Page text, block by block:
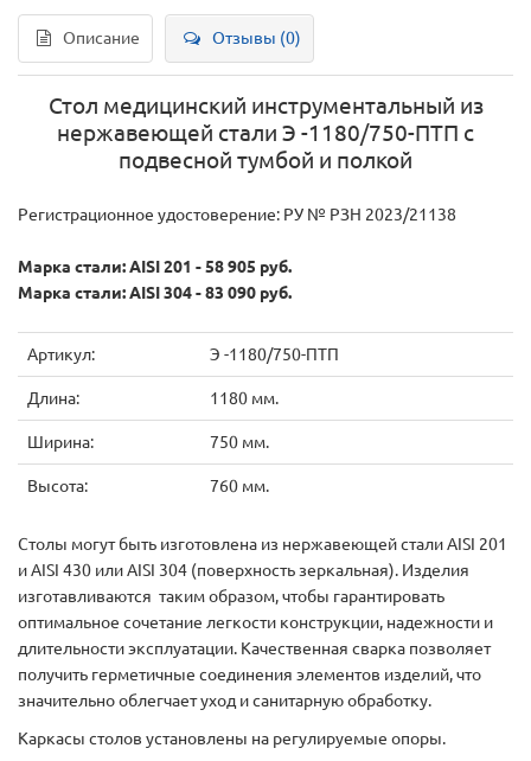
Описание Отзывы (0)
Стол медицинский инструментальный из
нержавеющей стали Э -1180/750-ПТП с
подвесной тумбой и полкой
Регистрационное удостоверение: РУ № РЗН 2023/21138
Марка стали: AISI 201 - 58 905 руб.
Марка стали: AISI 304 - 83 090 руб.
Артикул: Э -1180/750-ПТП
Длина: 1180 мм.
Ширина: 750 мм.
Высота: 760 мм.
Столы могут быть изготовлена из нержавеющей стали AISI 201
и AISI 430 или AISI 304 (поверхность зеркальная). Изделия
изготавливаются таким образом, чтобы гарантировать
оптимальное сочетание легкости конструкции, надежности и
длительности эксплуатации. Качественная сварка позволяет
получить герметичные соединения элементов изделий, что
значительно облегчает уход и санитарную обработку.
Каркасы столов установлены на регулируемые опоры.